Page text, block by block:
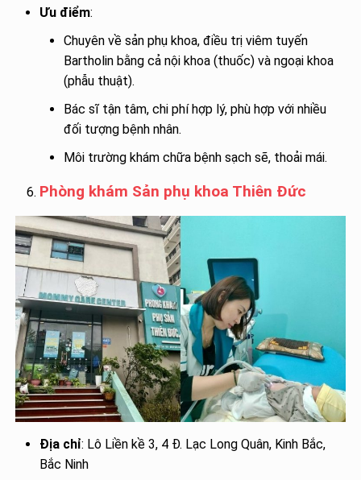
Ưu điểm:
Chuyên về sản phụ khoa, điều trị viêm tuyến
Bartholin bằng cả nội khoa (thuốc) và ngoại khoa
(phẫu thuật).
Bác sĩ tận tâm, chi phí hợp lý, phù hợp với nhiều
đối tượng bệnh nhân.
Môi trường khám chữa bệnh sạch sẽ, thoải mái.
Phòng khám Sản phụ khoa Thiên Đức
Địa chỉ: Lô Liền kề 3, 4 Đ. Lạc Long Quân, Kinh Bắc,
Bắc Ninh